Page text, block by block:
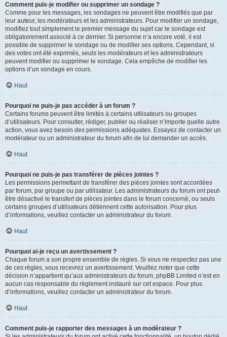
Comment puis-je modifier ou supprimer un sondage ?
Comme pour les messages, les sondages ne peuvent être modifiés que par
leur auteur, les modérateurs et les administrateurs. Pour modifier un sondage,
modifiez tout simplement le premier message du sujet car le sondage est
obligatoirement associé à ce dernier. Si personne n’a encore voté, il est
possible de supprimer le sondage ou de modifier ses options. Cependant, si
des votes ont été exprimés, seuls les modérateurs et les administrateurs
peuvent modifier ou supprimer le sondage. Cela empêche de modifier les
options d’un sondage en cours.
Haut
Pourquoi ne puis-je pas accéder à un forum ?
Certains forums peuvent être limités à certains utilisateurs ou groupes
d’utilisateurs. Pour consulter, rédiger, publier ou réaliser n’importe quelle autre
action, vous avez besoin des permissions adéquates. Essayez de contacter un
modérateur ou un administrateur du forum afin de lui demander un accès.
Haut
Pourquoi ne puis-je pas transférer de pièces jointes ?
Les permissions permettant de transférer des pièces jointes sont accordées
par forum, par groupe ou par utilisateur. Les administrateurs du forum ont peut-
être désactivé le transfert de pièces jointes dans le forum concerné, ou seuls
certains groupes d’utilisateurs détiennent cette autorisation. Pour plus
d’informations, veuillez contacter un administrateur du forum.
Haut
Pourquoi ai-je reçu un avertissement ?
Chaque forum a son propre ensemble de règles. Si vous ne respectez pas une
de ces règles, vous recevrez un avertissement. Veuillez noter que cette
décision n’appartient qu’aux administrateurs du forum, phpBB Limited n’est en
aucun cas responsable du règlement instauré sur cet espace. Pour plus
d’informations, veuillez contacter un administrateur du forum.
Haut
Comment puis-je rapporter des messages à un modérateur ?